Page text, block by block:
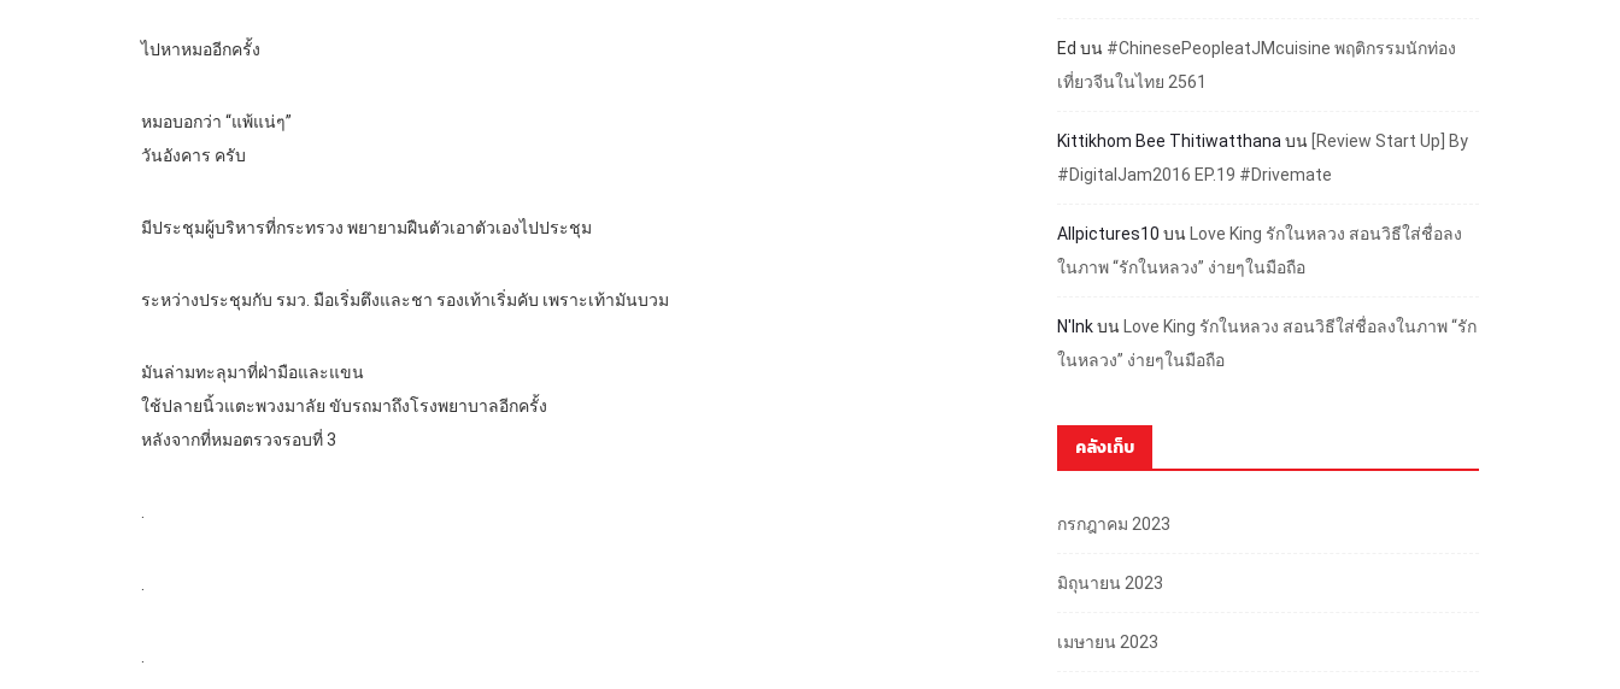
ไปหาหมออีกครั้ง
หมอบอกว่า “แพ้แน่ๆ”
วันอังคาร ครับ
มีประชุมผู้บริหารที่กระทรวง พยายามฝืนตัวเอาตัวเองไปประชุม
ระหว่างประชุมกับ รมว. มือเริ่มตึงและชา รองเท้าเริ่มคับ เพราะเท้ามันบวม
มันล่ามทะลุมาที่ฝ่ามือและแขน
ใช้ปลายนิ้วแตะพวงมาลัย ขับรถมาถึงโรงพยาบาลอีกครั้ง
หลังจากที่หมอตรวจรอบที่ 3
Ed บน #ChinesePeopleatJMcuisine พฤติกรรมนักท่อง
เที่ยวจีนในไทย 2561
Kittikhom Bee Thitiwatthana บน [Review Start Up] By
#DigitalJam2016 EP.19 #Drivemate
Allpictures10 บนLove King รักในหลวง สอนวิธีใส่ชื่อลง
ในภาพ “รักในหลวง” ง่ายๆในมือถือ
N'InkบนLove King รักในหลวง สอนวิธีใส่ชื่อลงในภาพ “รัก
ในหลวง” ง่ายๆในมือถือ
คลังเก็บ
กรกฎาคม 2023
มิถุนายน 2023
เมษายน 2023